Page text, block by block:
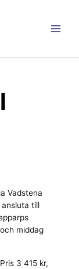
Vadstena
till
middag
3 415 kr,